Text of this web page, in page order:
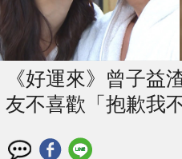
《好運來》曾子益
友不喜歡「抱歉我